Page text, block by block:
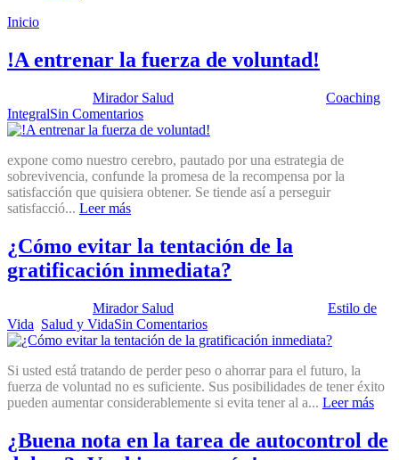
Inicio
!A entrenar la fuerza de voluntad!
Mirador Salud
Coaching
IntegralSin Comentarios
expone como nuestro cerebro, pautado por una estrategia de
sobrevivencia, confunde la promesa de la recompensa por la
satisfacción que quisiera obtener. Se tiende así a perseguir
satisfacció... Leer más
¿Cómo evitar la tentación de la
gratificación inmediata?
Mirador Salud
Estilo de
Vida Salud y VidaSin Comentarios
Si usted está tratando de perder peso o ahorrar para el futuro, la
fuerza de voluntad no es suficiente. Sus posibilidades de tener éxito
pueden aumentar considerablemente si evita tener al a... Leer más
¿Buena nota en la tarea de autocontrol de